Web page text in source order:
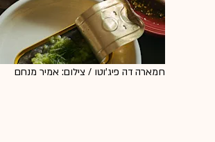
חמארה דה פיג'וטו / צילום: אמיר מנחם